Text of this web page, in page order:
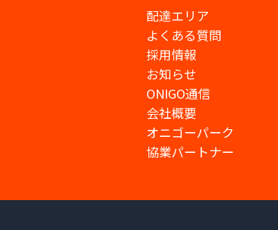
配達エリア
よくある質問
採用情報
お知らせ
ONIGO通信
会社概要
オニゴーパーク
協業パートナー